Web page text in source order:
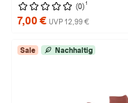
(0) 1
7,00 € UVP 12,99 €
Sale Nachhaltig